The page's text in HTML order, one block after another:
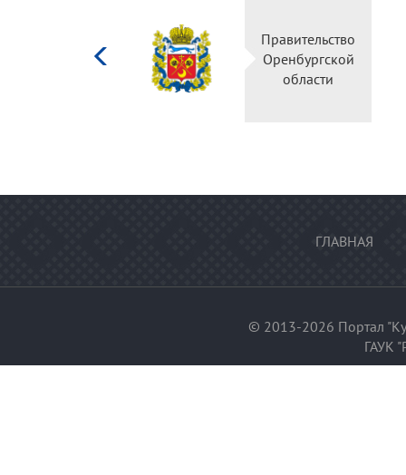
культуры
Российской
Правительство
Оренбургской
области
ГЛАВНАЯ
© 2013-2026 Портал
ГАУК